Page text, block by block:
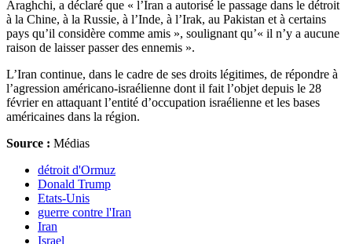
Araghchi, a déclaré que « l’Iran a autorisé le passage dans le détroit
à la Chine, à la Russie, à l’Inde, à l’Irak, au Pakistan et à certains
pays qu’il considère comme amis », soulignant qu’« il n’y a aucune
raison de laisser passer des ennemis ».
L’Iran continue, dans le cadre de ses droits légitimes, de répondre à
l’agression américano-israélienne dont il fait l’objet depuis le 28
février en attaquant l’entité d’occupation israélienne et les bases
américaines dans la région.
Source : Médias
détroit d'Ormuz
Donald Trump
Etats-Unis
guerre contre l'Iran
Iran
Israel